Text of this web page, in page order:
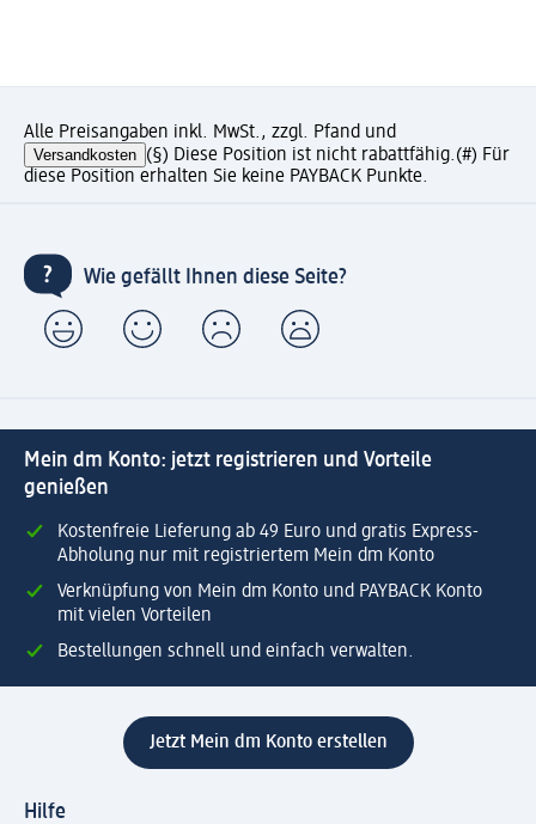
Alle Preisangaben inkl. MwSt., zzgl. Pfand und
Versandkosten (§) Diese Position ist nicht rabattfähig.(#) Für
diese Position erhalten Sie keine PAYBACK Punkte.
Wie gefällt Ihnen diese Seite?
Mein dm Konto: jetzt registrieren und Vorteile
genießen
Kostenfreie Lieferung ab 49 Euro und gratis Express-
Abholung nur mit registriertem Mein dm Konto
Verknüpfung von Mein dm Konto und PAYBACK Konto
mit vielen Vorteilen
Bestellungen schnell und einfach verwalten.
Jetzt Mein dm Konto erstellen
Hilfe